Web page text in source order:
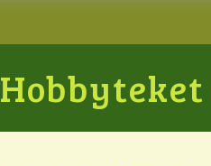
Hobbyteket